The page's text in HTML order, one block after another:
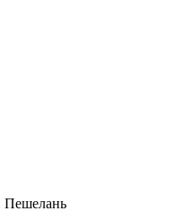
Пешелань